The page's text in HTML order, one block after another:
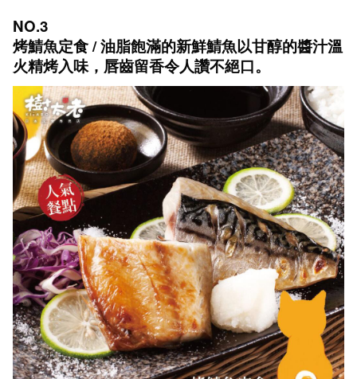
NO.3
烤鯖魚定食 / 油脂飽滿的新鮮鯖魚以甘醇的醬汁溫
火精烤入味，唇齒留香令人讚不絕口。